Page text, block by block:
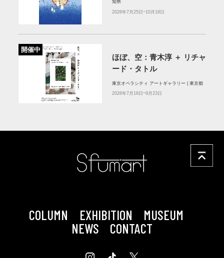
知県
2026年7月25日~10月18日
開催中
ほぼ、空：⻘⽊淳 ＋ リチャ
ード・タトル
東京オペラシティ アートギャラリー | 東京都
2026年7月18日~9月23日
COLUMN EXHIBITION
MUSEUM
NEWS
CONTACT